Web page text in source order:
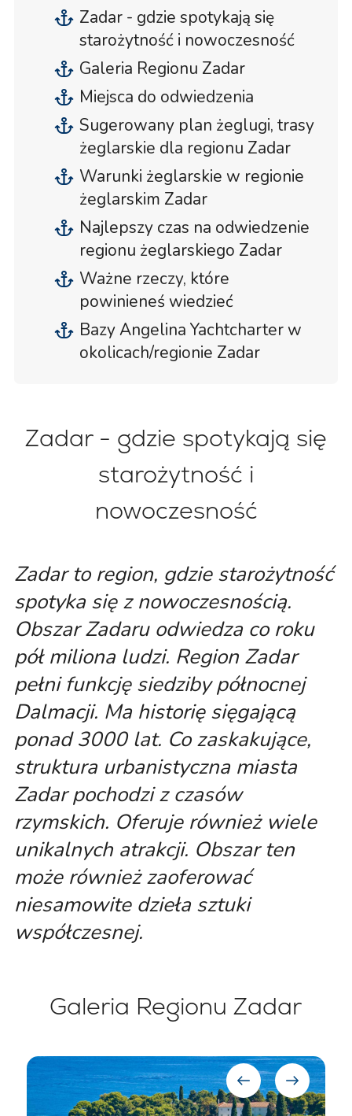
Zadar - gdzie spotykają się
starożytność i nowoczesność
Galeria Regionu Zadar
Miejsca do odwiedzenia
Sugerowany plan żeglugi, trasy
żeglarskie dla regionu Zadar
Warunki żeglarskie w regionie
żeglarskim Zadar
Najlepszy czas na odwiedzenie
regionu żeglarskiego Zadar
Ważne rzeczy, które
powinieneś wiedzieć
Bazy Angelina Yachtcharter w
okolicach/regionie Zadar
Zadar - gdzie spotykają się
starożytność i
nowoczesność
Zadar to region, gdzie starożytność
spotyka się z nowoczesnością.
Obszar Zadaru odwiedza co roku
pół miliona ludzi. Region Zadar
pełni funkcję siedziby północnej
Dalmacji. Ma historię sięgającą
ponad 3000 lat. Co zaskakujące,
struktura urbanistyczna miasta
Zadar pochodzi z czasów
rzymskich. Oferuje również wiele
unikalnych atrakcji. Obszar ten
może również zaoferować
niesamowite dzieła sztuki
współczesnej.
Galeria Regionu Zadar